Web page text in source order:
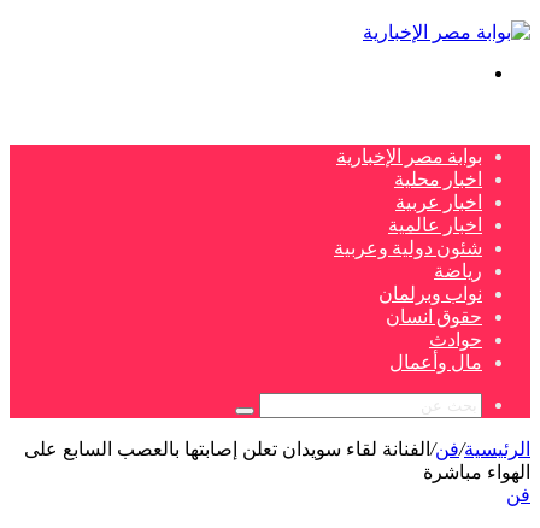
بوابة مصر الإخبارية
اخبار محلية
اخبار عربية
اخبار عالمية
شئون دولية وعربية
رياضة
نواب وبرلمان
حقوق انسان
حوادث
مال وأعمال
بحث
عن
الرئيسية/فن/ الفنانة لقاء سويدان تعلن إصابتها بالعصب السابع على
الهواء مباشرة
فن